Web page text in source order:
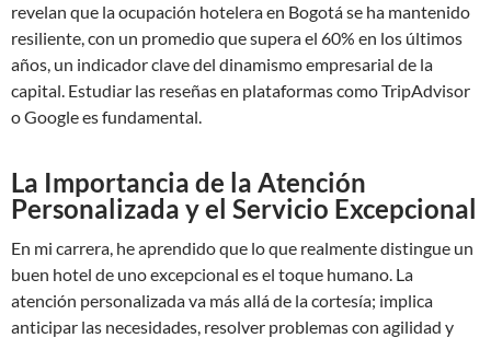
revelan que la ocupación hotelera en Bogotá se ha mantenido
resiliente, con un promedio que supera el 60% en los últimos
años, un indicador clave del dinamismo empresarial de la
capital. Estudiar las reseñas en plataformas como TripAdvisor
o Google es fundamental.
La Importancia de la Atención
Personalizada y el Servicio Excepcional
En mi carrera, he aprendido que lo que realmente distingue un
buen hotel de uno excepcional es el toque humano. La
atención personalizada va más allá de la cortesía; implica
anticipar las necesidades, resolver problemas con agilidad y